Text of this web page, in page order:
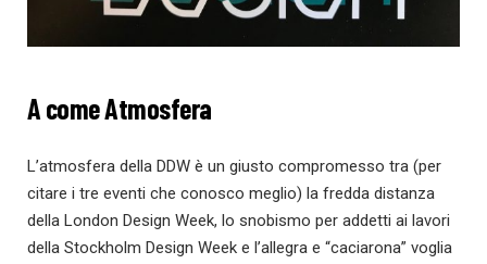
A come Atmosfera
L’atmosfera della DDW è un giusto compromesso tra (per
citare i tre eventi che conosco meglio) la fredda distanza
della London Design Week, lo snobismo per addetti ai lavori
della Stockholm Design Week e l’allegra e “caciarona” voglia